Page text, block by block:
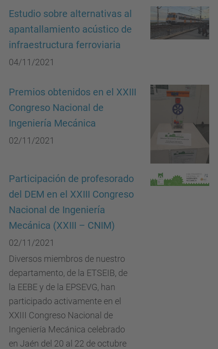
Estudio sobre alternativas al
apantallamiento acústico de
infraestructura ferroviaria
04/11/2021
Premios obtenidos en el XXIII
Congreso Nacional de
Ingeniería Mecánica
02/11/2021
Participación de profesorado
del DEM en el XXIII Congreso
Nacional de Ingeniería
Mecánica (XXIII – CNIM)
02/11/2021
Diversos miembros de nuestro
departamento, de la ETSEIB, de
la EEBE y de la EPSEVG, han
participado activamente en el
XXIII Congreso Nacional de
Ingeniería Mecánica celebrado
en Jaén del 20 al 22 de octubre